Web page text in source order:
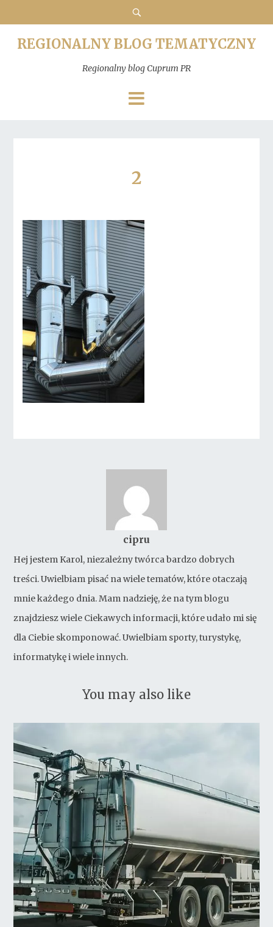
REGIONALNY BLOG TEMATYCZNY
Regionalny blog Cuprum PR
2
cipru
Hej jestem Karol, niezależny twórca bardzo dobrych
treści. Uwielbiam pisać na wiele tematów, które otaczają
mnie każdego dnia. Mam nadzieję, że na tym blogu
znajdziesz wiele Ciekawych informacji, które udało mi się
dla Ciebie skomponować. Uwielbiam sporty, turystykę,
informatykę i wiele innych.
You may also like